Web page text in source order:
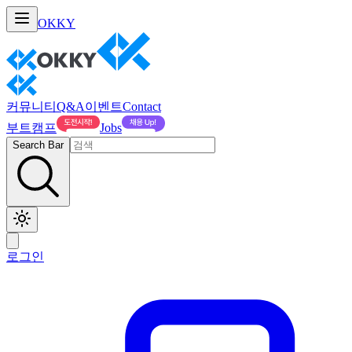
OKKY
커뮤니티 Q&A이벤트Contact
부트캠프
Jobs
Search Bar
로그인